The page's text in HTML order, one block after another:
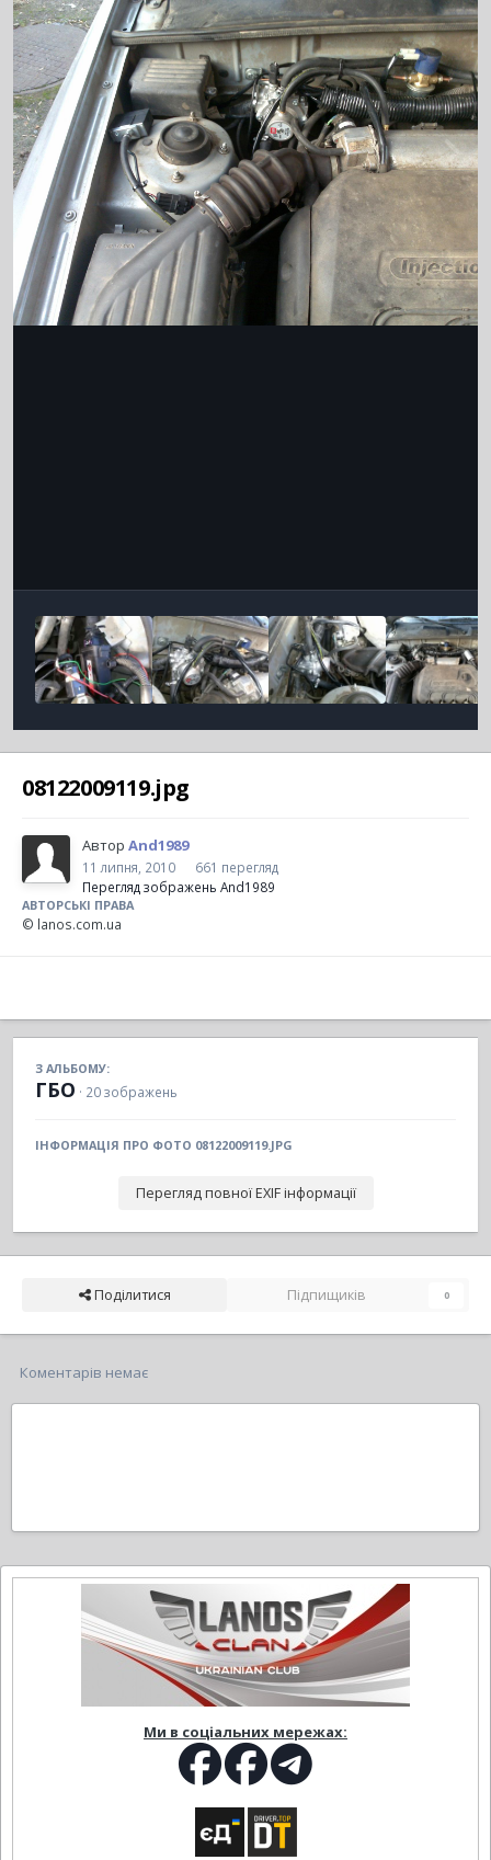
08122009119.jpg
Автор And1989
11 липня, 2010
661 перегляд
Перегляд зображень And1989
АВТОРСЬКІ ПРАВА
© lanos.com.ua
З АЛЬБОМУ:
ГБО · 20 зображень
ІНФОРМАЦІЯ ПРО ФОТО 08122009119.JPG
Перегляд повної EXIF інформації
Поділитися Підпищиків 0
Коментарів немає
Ми в соціальних мережах: